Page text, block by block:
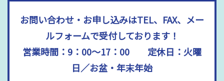
お問い合わせ・お申し込みはTEL、FAX、メー
ルフォームで受付しております！
営業時間：9：00～17：00 定休日：火曜
日／お盆・年末年始